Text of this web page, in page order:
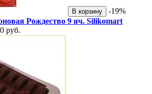
В корзину
-19%
Рождество 9 яч. Silikomart
руб.